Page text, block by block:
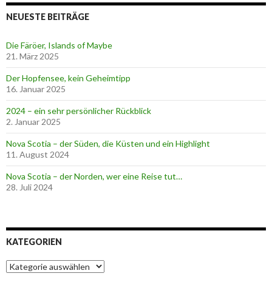
NEUESTE BEITRÄGE
Die Färöer, Islands of Maybe
21. März 2025
Der Hopfensee, kein Geheimtipp
16. Januar 2025
2024 – ein sehr persönlicher Rückblick
2. Januar 2025
Nova Scotia – der Süden, die Küsten und ein Highlight
11. August 2024
Nova Scotia – der Norden, wer eine Reise tut…
28. Juli 2024
KATEGORIEN
K
a